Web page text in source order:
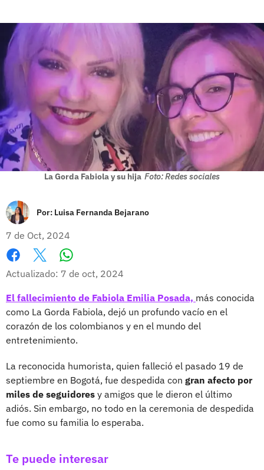
La Gorda Fabiola y su hija Foto: Redes sociales
Por: Luisa Fernanda Bejarano
7 de Oct, 2024
Facebook
X
Actualizado: 7 de oct, 2024
El fallecimiento de Fabiola Emilia Posada, más conocida
como La Gorda Fabiola, dejó un profundo vacío en el
corazón de los colombianos y en el mundo del
entretenimiento.
La reconocida humorista, quien falleció el pasado 19 de
septiembre en Bogotá, fue despedida con gran afecto por
miles de seguidores y amigos que le dieron el último
adiós. Sin embargo, no todo en la ceremonia de despedida
fue como su familia lo esperaba.
Te puede interesar